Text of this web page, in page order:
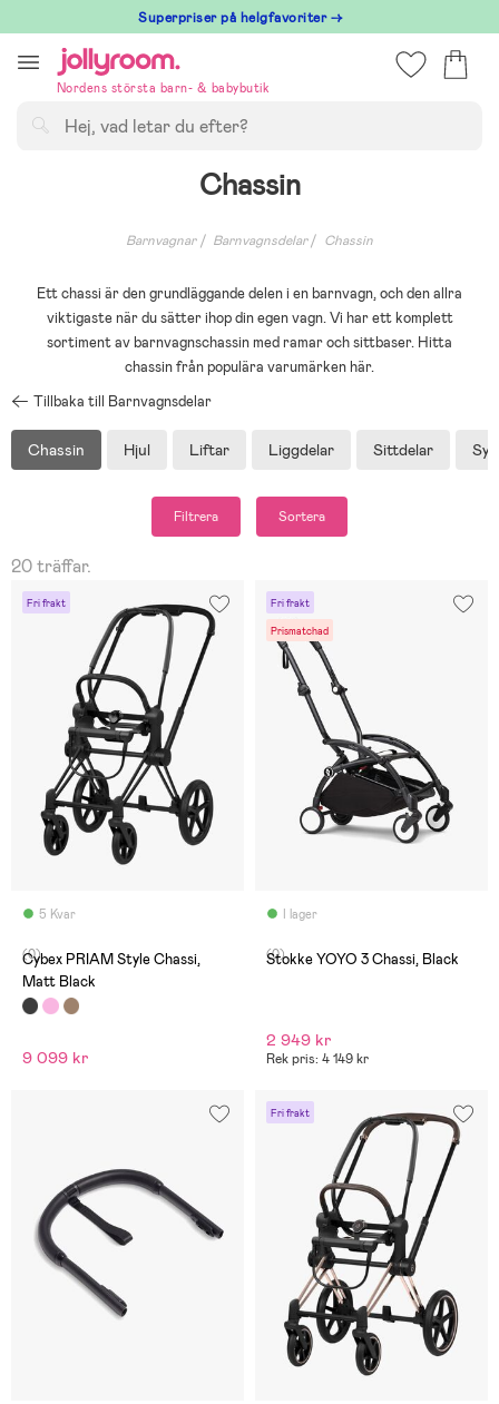
till
innehållet
Superpriser på helgfavoriter →
Nordens största barn- & babybutik
Chassin
Barnvagnar Barnvagnsdelar Chassin
Ett chassi är den grundläggande delen i en barnvagn, och den allra
viktigaste när du sätter ihop din egen vagn. Vi har ett komplett
sortiment av barnvagnschassin med ramar och sittbaser. Hitta
chassin från populära varumärken här.
Tillbaka till Barnvagnsdelar
Chassin Hjul Liftar Liggdelar Sittdelar
Filtrera Sortera
20 träffar.
Fri frakt
5 Kvar
(0)
Cybex PRIAM Style Chassi,
Matt Black
9 099 kr
Fri frakt
Prismatchad
I lager
(0)
Stokke YOYO 3 Chassi, Black
2 949 kr
Rek pris: 4 149 kr
Fri frakt